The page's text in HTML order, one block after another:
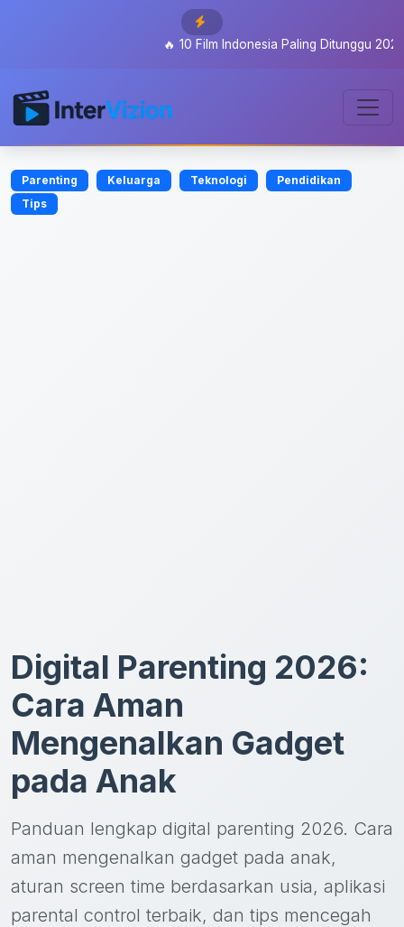
10 Film Indonesia Paling Ditunggu 2026:
Parenting Keluarga Teknologi
Pendidikan
Tips
Digital Parenting 2026:
Cara Aman
Mengenalkan Gadget
pada Anak
Panduan lengkap digital parenting 2026. Cara
aman mengenalkan gadget pada anak,
aturan screen time berdasarkan usia, aplikasi
parental control terbaik, dan tips mencegah